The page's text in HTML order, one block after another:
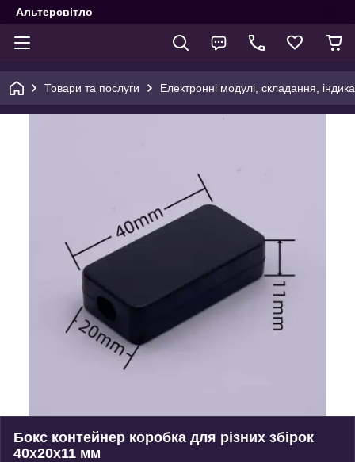
Альтерсвітло
Товари та послуги Електронні модулі, складання,
Бокс контейнер коробка для різних збірок
40x20x11 мм